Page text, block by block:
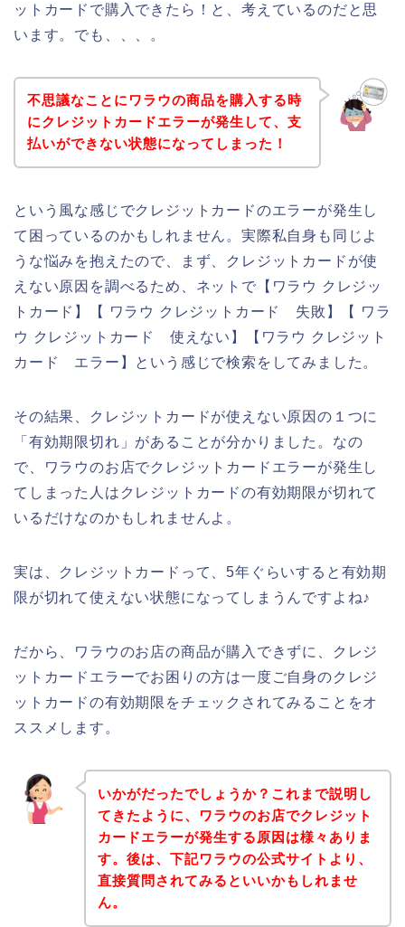
ットカードで購入できたら！と、考えているのだと思
います。でも、、、。
不思議なことにワラウの商品を購入する時
にクレジットカードエラーが発生して、支
払いができない状態になってしまった！
という風な感じでクレジットカードのエラーが発生し
て困っているのかもしれません。実際私自身も同じよ
うな悩みを抱えたので、まず、クレジットカードが使
えない原因を調べるため、ネットで【ワラウ クレジッ
トカード】【 ワラウ クレジットカード 失敗】【 ワラ
ウ クレジットカード 使えない】【ワラウ クレジット
カード エラー】という感じで検索をしてみました。
その結果、クレジットカードが使えない原因の１つに
「有効期限切れ」があることが分かりました。なの
で、ワラウのお店でクレジットカードエラーが発生し
てしまった人はクレジットカードの有効期限が切れて
いるだけなのかもしれませんよ。
実は、クレジットカードって、5年ぐらいすると有効期
限が切れて使えない状態になってしまうんですよね♪
だから、ワラウのお店の商品が購入できずに、クレジ
ットカードエラーでお困りの方は一度ご自身のクレジ
ットカードの有効期限をチェックされてみることをオ
ススメします。
いかがだったでしょうか？これまで説明し
てきたように、ワラウのお店でクレジット
カードエラーが発生する原因は様々ありま
す。後は、下記ワラウの公式サイトより、
直接質問されてみるといいかもしれませ
ん。